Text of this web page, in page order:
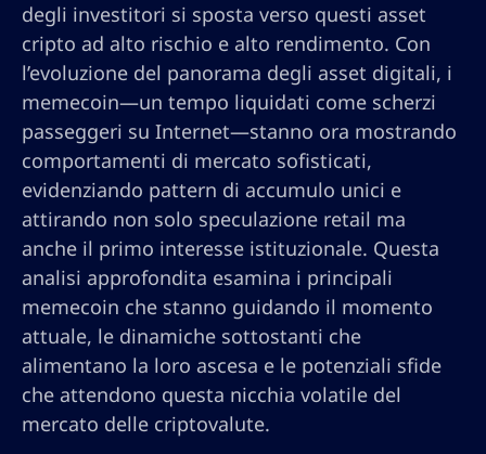
degli investitori si sposta verso questi asset
cripto ad alto rischio e alto rendimento. Con
l’evoluzione del panorama degli asset digitali, i
memecoin—un tempo liquidati come scherzi
passeggeri su Internet—stanno ora mostrando
comportamenti di mercato sofisticati,
evidenziando pattern di accumulo unici e
attirando non solo speculazione retail ma
anche il primo interesse istituzionale. Questa
analisi approfondita esamina i principali
memecoin che stanno guidando il momento
attuale, le dinamiche sottostanti che
alimentano la loro ascesa e le potenziali sfide
che attendono questa nicchia volatile del
mercato delle criptovalute.